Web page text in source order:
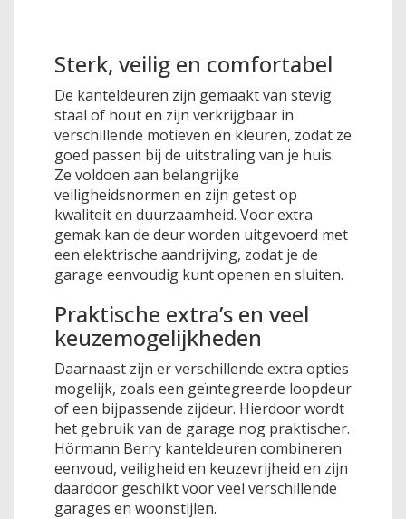
Sterk, veilig en comfortabel
De kanteldeuren zijn gemaakt van stevig
staal of hout en zijn verkrijgbaar in
verschillende motieven en kleuren, zodat ze
goed passen bij de uitstraling van je huis.
Ze voldoen aan belangrijke
veiligheidsnormen en zijn getest op
kwaliteit en duurzaamheid. Voor extra
gemak kan de deur worden uitgevoerd met
een elektrische aandrijving, zodat je de
garage eenvoudig kunt openen en sluiten.
Praktische extra’s en veel
keuzemogelijkheden
Daarnaast zijn er verschillende extra opties
mogelijk, zoals een geïntegreerde loopdeur
of een bijpassende zijdeur. Hierdoor wordt
het gebruik van de garage nog praktischer.
Hörmann Berry kanteldeuren combineren
eenvoud, veiligheid en keuzevrijheid en zijn
daardoor geschikt voor veel verschillende
garages en woonstijlen.